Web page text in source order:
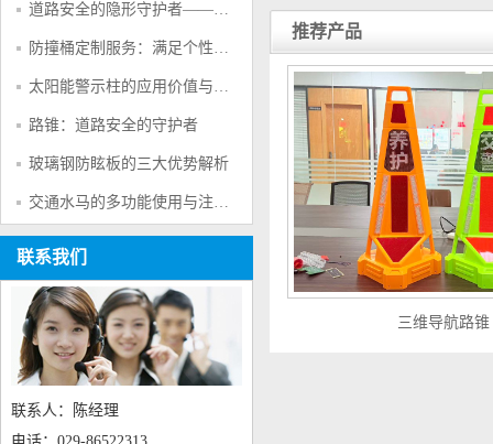
道路安全的隐形守护者——防撞桶的多重防护作用
防撞桶定制服务：满足个性化交通安全需求的创新方案
太阳能警示柱的应用价值与产品特点
路锥：道路安全的守护者
玻璃钢防眩板的三大优势解析
交通水马的多功能使用与注意事项
联系我们
联系人：陈经理
推荐产品
三维导航路锥